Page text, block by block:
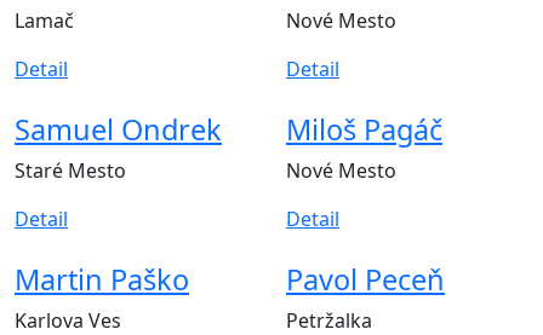
Lamač
Detail
Nové Mesto
Detail
Samuel Ondrek
Staré Mesto
Detail
Miloš Pagáč
Nové Mesto
Detail
Martin Paško
Karlova Ves
Pavol Peceň
Petržalka